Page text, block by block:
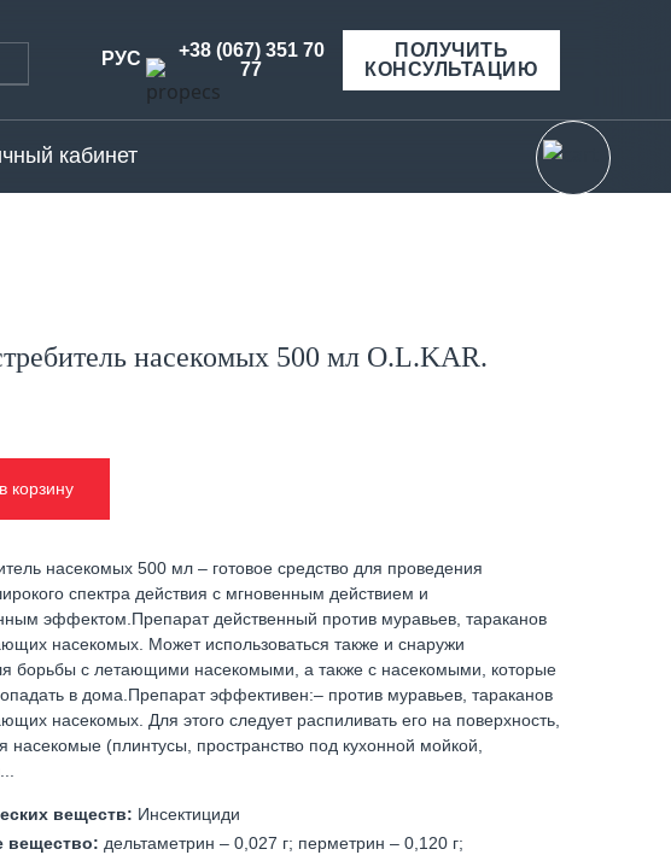
ПОЛУЧИТЬ
КОНСУЛЬТАЦИЮ
+38 (067) 351 70
77
РУС
кабинет
насекомых 500 мл O.L.KAR.
корзину
насекомых 500 мл – готовое средство для проведения
спектра действия с мгновенным действием и
эффектом.Препарат действенный против муравьев, тараканов
насекомых. Может использоваться также и снаружи
борьбы с летающими насекомыми, а также с насекомыми, которые
в дома.Препарат эффективен:– против муравьев, тараканов
насекомых. Для этого следует распиливать его на поверхность,
насекомые (плинтусы, пространство под кухонной мойкой,
веществ: Инсектициди
вещество: дельтаметрин – 0,027 г; перметрин – 0,120 г;